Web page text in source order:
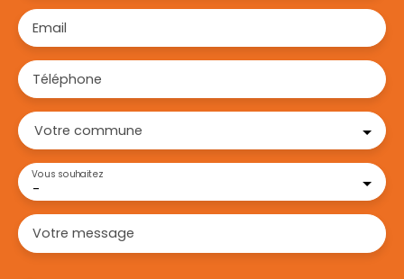
Email
Téléphone
Votre commune
-
Vous souhaitez
Votre message